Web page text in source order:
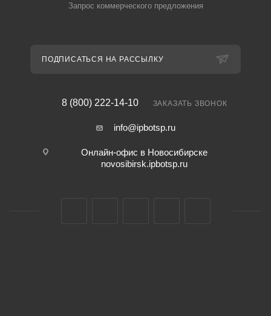
Запрос коммерческого предложения
ПОДПИСАТЬСЯ НА РАССЫЛКУ
8 (800) 222-14-10 ЗАКАЗАТЬ ЗВОНОК
info@ipbotsp.ru
Онлайн-офис в Новосибирске
novosibirsk.ipbotsp.ru